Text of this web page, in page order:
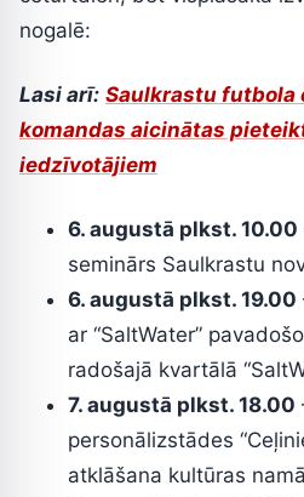
nogalē:
Lasi arī: Saulkrastu futbola
komandas aicinātas
iedzīvotājiem
6. augustā plkst. 10.00
seminārs Saulkrastu
6. augustā plkst. 19.00
ar “SaltWater”
radošajā kvartālā
7. augustā plkst. 18.00
personālizstādes
atklāšana kultūras